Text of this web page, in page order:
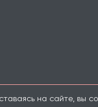
на сайте, вы